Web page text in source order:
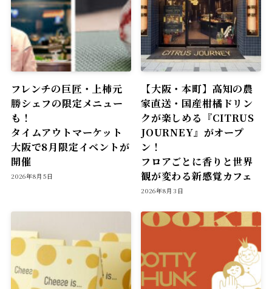
フレンチの巨匠・上柿元
勝シェフの限定メニュー
も！
タイムアウトマーケット
大阪で8月限定イベントが
開催
2026年8月5日
【大阪・本町】高知の農
家直送・国産柑橘ドリン
クが楽しめる『CITRUS
JOURNEY』がオープ
ン！
フロアごとに香りと世界
観が変わる新感覚カフェ
2026年8月3日